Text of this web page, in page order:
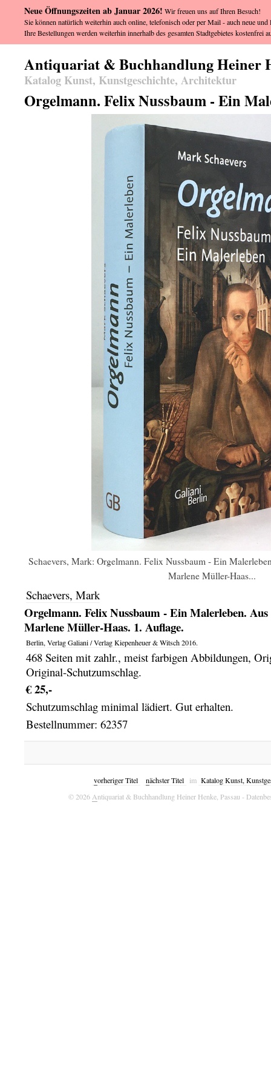
Antiquariat & Buchhandlung Heiner
Katalog Kunst, Kunstgeschichte, Architektur
Orgelmann. Felix Nussbaum - Ein
Schaevers, Mark: Orgelmann. Felix Nussbaum - Ein
Marlene Müller-Haas...
Schaevers, Mark
Orgelmann. Felix Nussbaum - Ein Malerleben.
Marlene Müller-Haas. 1. Auflage.
Berlin, Verlag Galiani / Verlag Kiepenheuer & Witsch2016.
468 Seiten mit zahlr., meist farbigen Abbildungen,
Original-Schutzumschlag.
€ 25,-
Schutzumschlag minimal lädiert. Gut erhalten.
Bestellnummer: 62357
vorheriger Titel nächster Titel im Katalog Kunst,
© 2026Antiquariat & Buchhandlung Heiner Henke, Passau -
Neue Öffnungszeiten ab Januar 2026! Wir freuen uns auf Ihren Besuch!
Sie können natürlich weiterhin auch online, telefonisch oder per Mail - auch neue
Ihre Bestellungen werden weiterhin innerhalb des gesamten Stadtgebietes kostenfrei